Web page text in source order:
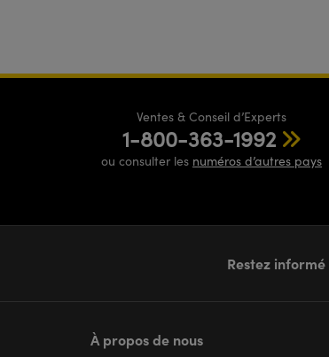
Ventes & Conseil d’Experts
1-800-363-1992
ou consulter les numéros d’autres pays
Restez informé
À propos de nous